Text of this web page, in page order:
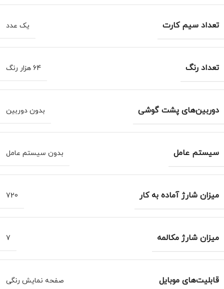
تعداد سیم کارت یک عدد
تعداد رنگ 64 هزار رنگ
دوربین‌های پشت گوشی بدون دوربین
سیستم عامل بدون سیستم عامل
میزان شارژ آماده به کار 720
میزان شارژ مکالمه 7
قابلیت‌های موبایل صفحه نمایش رنگی